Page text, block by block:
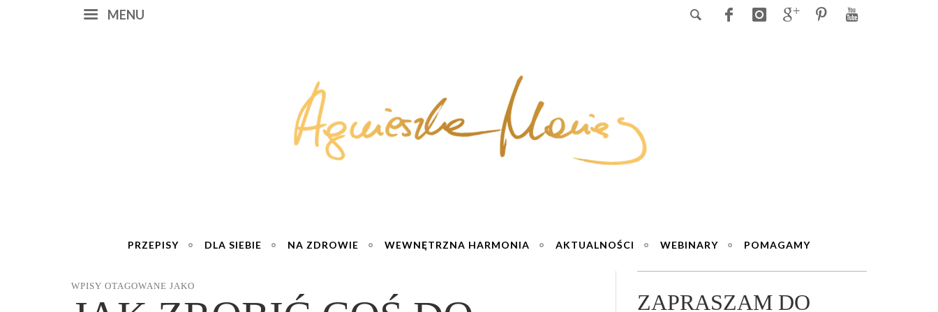
MENU
PRZEPISY DLA SIEBIE NA ZDROWIE WEWNĘTRZNA HARMONIA AKTUALNOŚCI WEBINARY POMAGAMY
WPISY OTAGOWANE JAKO
ZAPRASZAM DO